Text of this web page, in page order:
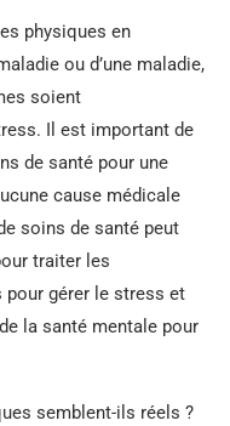
physiques en
ou d’une maladie,
soient
Il est important de
de santé pour une
cause médicale
soins de santé peut
traiter les
gérer le stress et
la santé mentale pour
semblent-ils réels ?